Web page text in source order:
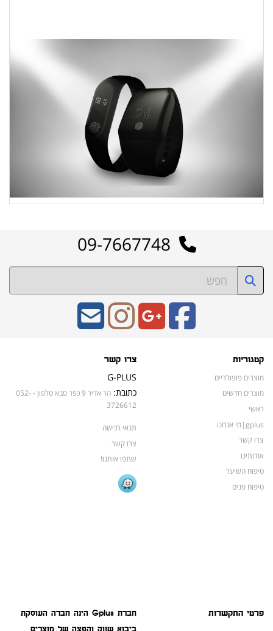
קטגוריות
מוצרים פופולריים
מוצרים חדשים
ראשי
gplus|מי אנחנו
צרו קשר
אודותינו
טיפוח השיער
טיפוח פנים
צרו קשר
G-PLUS
כתובת:
הר אדיר 9 כפר סבא טלפון - 052-
3726612
תנאי רכישה
צרו קשר
שתפו אותנו!
פרטי התקשרות
חברת Gplus הינה חברה העוסקת
ביבוא שווק והפצה של מוצרים